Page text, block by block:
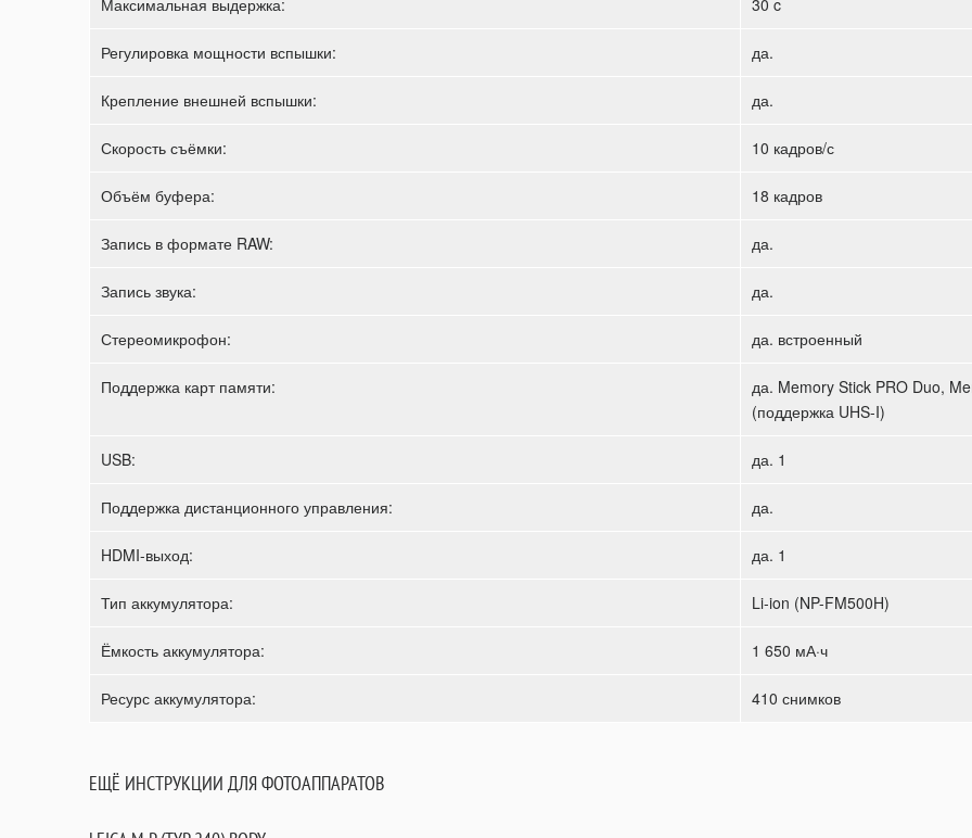
Регулировка мощности вспышки: да.
Крепление внешней вспышки: да.
Скорость съёмки: 10 кадров/с
Объём буфера: 18 кадров
Запись в формате RAW: да.
Запись звука: да.
Стереомикрофон: да. встроенный
Поддержка карт памяти:
да. Memory Stick PRO Duo,
(поддержка UHS-I)
USB: да. 1
Поддержка дистанционного управления: да.
HDMI-выход: да. 1
Тип аккумулятора: Li-ion (NP-FM500H)
Ёмкость аккумулятора: 1 650 мА·ч
Ресурс аккумулятора: 410 снимков
ЕЩЁ ИНСТРУКЦИИ ДЛЯ ФОТОАППАРАТОВ